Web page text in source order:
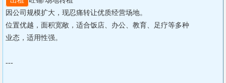
因公司规模扩大，现忍痛转让优质经营场地。
位置优越，面积宽敞，适合饭店、办公、教育、足疗等多种
业态，适用性强。
---